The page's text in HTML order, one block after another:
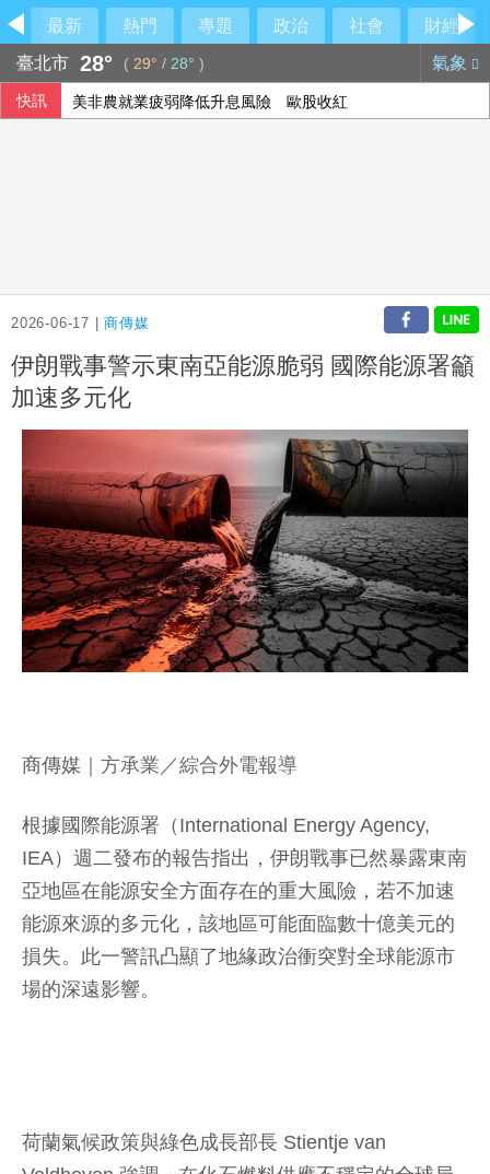
最新 熱門 專題 政治 社會
財經
臺北市 28° ( 29° / 28° ) 氣象
快訊 美非農就業疲弱降低升息風險 歐股收紅
2026-06-17 |商傳媒
伊朗戰事警示東南亞能源脆弱 國際能源署籲
加速多元化
商傳媒 ｜方承業／綜合外電報導
根據國際能源署（International Energy Agency,
IEA）週二發布的報告指出，伊朗戰事已然暴露東南
亞地區在能源安全方面存在的重大風險，若不加速
能源來源的多元化，該地區可能面臨數十億美元的
損失。此一警訊凸顯了地緣政治衝突對全球能源市
場的深遠影響。
荷蘭氣候政策與綠色成長部長 Stientje van